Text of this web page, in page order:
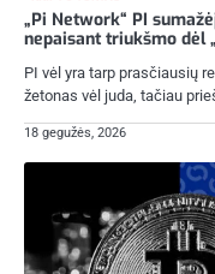
„Pi Network“ PI
nepaisant triukšmo dėl
PI vėl yra tarp prasčiausių
žetonas vėl juda, tačiau
18 gegužės, 2026